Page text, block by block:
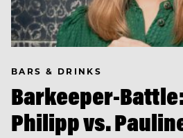
BARS & DRINKS
Barkeeper-
Philipp vs.